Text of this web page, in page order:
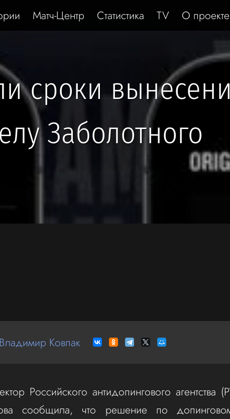
Матч-Центр Статистика TV О
сроки
Заболотного
Владимир Ковпак
Российского антидопингового агентства
сообщила, что решение по